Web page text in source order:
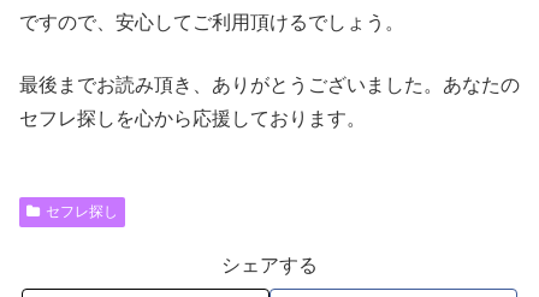
ですので、安心してご利用頂けるでしょう。
最後までお読み頂き、ありがとうございました。あなたの
セフレ探しを心から応援しております。
セフレ探し
シェアする